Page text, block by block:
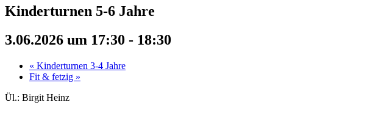
Kinderturnen 5-6 Jahre
3.06.2026 um 17:30 - 18:30
« Kinderturnen 3-4 Jahre
Fit & fetzig »
Ül.: Birgit Heinz